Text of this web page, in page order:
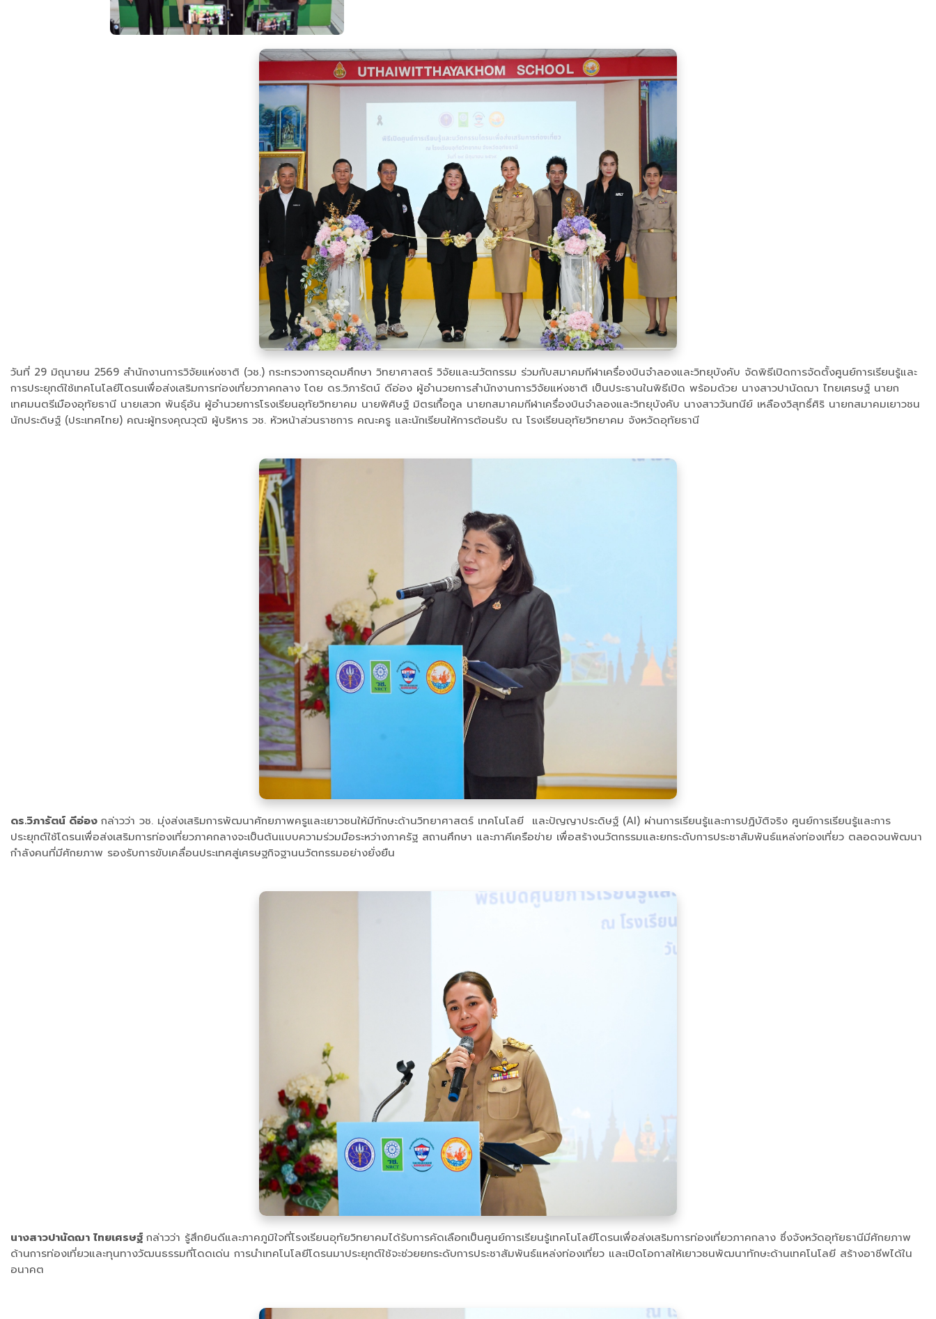
วันที่ 29 มิถุนายน 2569 สำนักงานการวิจัยแห่งชาติ (วช.) กระทรวงการอุดมศึกษา วิทยาศาสตร์ วิจัยและนวัตกรรม ร่วมกับสมาคมกีฬาเครื่องบินจำลองและวิทยุบังคับ จัดพิธีเปิดการจัดตั้งศูนย์การเรียนรู้และ
การประยุกต์ใช้เทคโนโลยีโดรนเพื่อส่งเสริมการท่องเที่ยวภาคกลาง โดย ดร.วิภารัตน์ ดีอ่อง ผู้อำนวยการสํานักงานการวิจัยแห่งชาติ เป็นประธานในพิธีเปิด พร้อมด้วย นางสาวปานัดฌา ไทยเศรษฐ์ นายก
เทศมนตรีเมืองอุทัยธานี นายเสวก พันธุ์อ้น ผู้อำนวยการโรงเรียนอุทัยวิทยาคม นายพิศิษฐ์ มิตรเกื้อกูล นายกสมาคมกีฬาเครื่องบินจำลองและวิทยุบังคับ นางสาววันทนีย์ เหลืองวิสุทธิ์ศิริ นายกสมาคมเยาวชน
นักประดิษฐ์ (ประเทศไทย) คณะผู้ทรงคุณวุฒิ ผู้บริหาร วช. หัวหน้าส่วนราชการ คณะครู และนักเรียนให้การต้อนรับ ณ โรงเรียนอุทัยวิทยาคม จังหวัดอุทัยธานี
ดร.วิภารัตน์ ดีอ่อง กล่าวว่า วช. มุ่งส่งเสริมการพัฒนาศักยภาพครูและเยาวชนให้มีทักษะด้านวิทยาศาสตร์ เทคโนโลยี และปัญญาประดิษฐ์ (AI) ผ่านการเรียนรู้และการปฏิบัติจริง ศูนย์การเรียนรู้และการ
ประยุกต์ใช้โดรนเพื่อส่งเสริมการท่องเที่ยวภาคกลางจะเป็นต้นแบบความร่วมมือระหว่างภาครัฐ สถานศึกษา และภาคีเครือข่าย เพื่อสร้างนวัตกรรมและยกระดับการประชาสัมพันธ์แหล่งท่องเที่ยว ตลอดจนพัฒนา
กำลังคนที่มีศักยภาพ รองรับการขับเคลื่อนประเทศสู่เศรษฐกิจฐานนวัตกรรมอย่างยั่งยืน
นางสาวปานัดฌา ไทยเศรษฐ์กล่าวว่า รู้สึกยินดีและภาคภูมิใจที่โรงเรียนอุทัยวิทยาคมได้รับการคัดเลือกเป็นศูนย์การเรียนรู้เทคโนโลยีโดรนเพื่อส่งเสริมการท่องเที่ยวภาคกลาง ซึ่งจังหวัดอุทัยธานีมีศักยภาพ
ด้านการท่องเที่ยวและทุนทางวัฒนธรรมที่โดดเด่น การนำเทคโนโลยีโดรนมาประยุกต์ใช้จะช่วยยกระดับการประชาสัมพันธ์แหล่งท่องเที่ยว และเปิดโอกาสให้เยาวชนพัฒนาทักษะด้านเทคโนโลยี สร้างอาชีพได้ใน
อนาคต